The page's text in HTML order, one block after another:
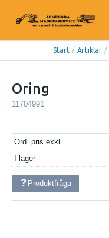
Start / Artiklar /
Oring
11704991
Ord. pris exkl.
I lager
Produktfråga